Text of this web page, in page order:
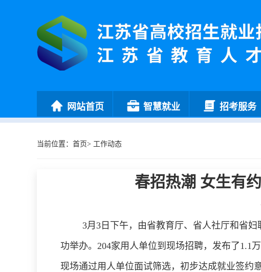
网站首页 智慧就业 招考服务
当前位置： 首页> 工作动态
春招热潮 女生有
3月 3日下午，由省教育厅、省人社厅和省妇
功举办。 204家用人单位到现场招聘，发布了1.1
现场通过用人单位面试筛选，初步达成就业签约意